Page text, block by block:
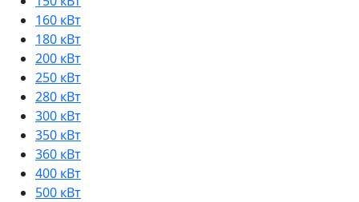
160 кВт
180 кВт
200 кВт
250 кВт
280 кВт
300 кВт
350 кВт
360 кВт
400 кВт
500 кВт